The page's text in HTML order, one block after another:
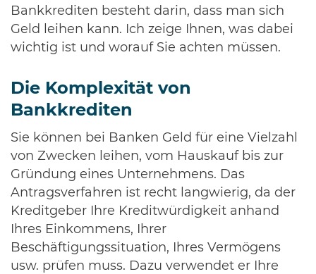
Bankkrediten besteht darin, dass man sich
Geld leihen kann. Ich zeige Ihnen, was dabei
wichtig ist und worauf Sie achten müssen.
Die Komplexität von
Bankkrediten
Sie können bei Banken Geld für eine Vielzahl
von Zwecken leihen, vom Hauskauf bis zur
Gründung eines Unternehmens. Das
Antragsverfahren ist recht langwierig, da der
Kreditgeber Ihre Kreditwürdigkeit anhand
Ihres Einkommens, Ihrer
Beschäftigungssituation, Ihres Vermögens
usw. prüfen muss. Dazu verwendet er Ihre